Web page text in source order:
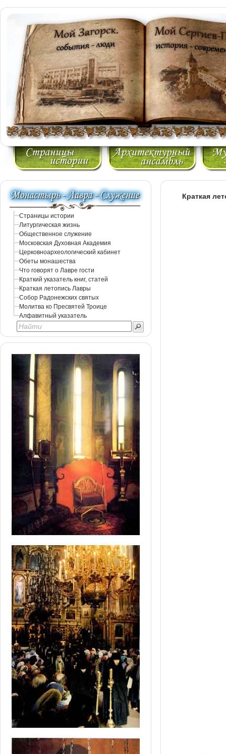
Страницы истории
Литургическая жизнь
Общественное служение
Московская Духовная Академия
Церковноархеологический кабинет
Обеты монашества
Что говорят о Лавре гости
Краткий указатель книг, статей
Краткая летопись Лавры
Собор Радонежских святых
Молитва ко Пресвятей Троице
Алфавитный указатель
Краткая